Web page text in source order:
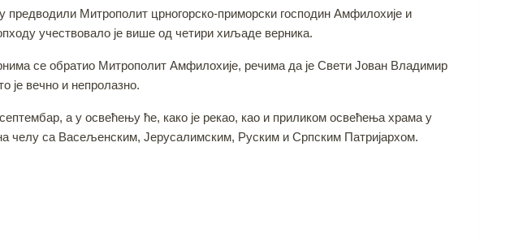
Митрополит црногорско-приморски господин Амфилохије и
учествовало је више од четири хиљаде верника.
се обратио Митрополит Амфилохије, речима да је Свети Јован Владимир
је вечно и непролазно.
а у освећењу ће, како је рекао, као и приликом освећења храма у
челу са Васељенским, Јерусалимским, Руским и Српским Патријархом.